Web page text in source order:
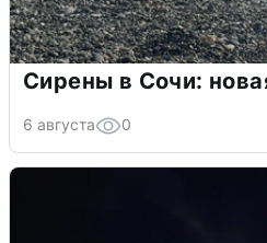
Сирены в Сочи:
6 августа 0